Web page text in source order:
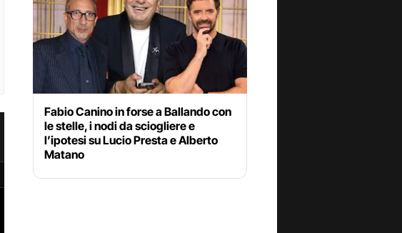
Fabio Canino in forse a Ballando con
le stelle, i nodi da sciogliere e
l’ipotesi su Lucio Presta e Alberto
Matano